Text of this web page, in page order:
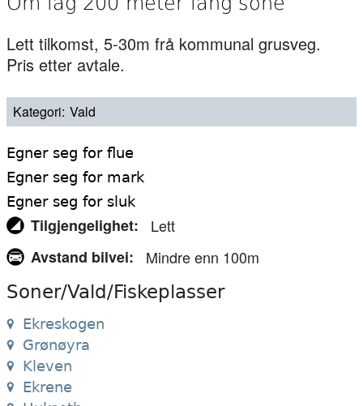
Lett tilkomst, 5-30m frå kommunal grusveg.
Pris etter avtale.
Kategori Vald
Egner seg for flue
Egner seg for mark
Egner seg for sluk
Tilgjengelighet
Lett
Avstand bilvei
Mindre enn 100m
Soner/Vald/Fiskeplasser
Ekreskogen
Grønøyra
Kleven
Ekrene